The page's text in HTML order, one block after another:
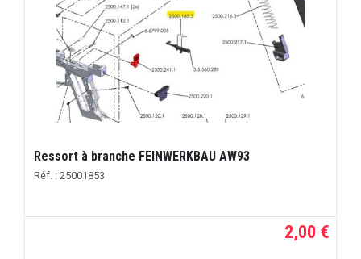
Ressort à branche FEINWERKBAU AW93
Réf. : 25001853
2,00 €